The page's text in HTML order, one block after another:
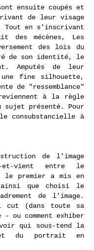
ensuite coupés et
de leur visage
Tout en s'inscrivant
des mécènes, Les
des lois du
de son identité, le
Amputés de leur
fine silhouette,
de "ressemblance"
à la règle
sujet présenté. Pour
consubstancielle à
de l'image
vient entre le
premier a mis en
que choisi le
de l'image.
cut
(dans toute sa
ou comment exhiber
qui sous-tend la
du portrait en